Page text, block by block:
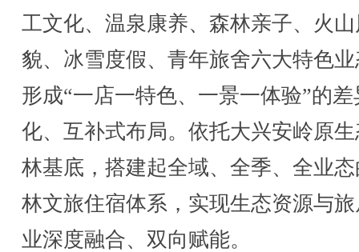
工文化、温泉康养、森林亲子、火
貌、冰雪度假、青年旅舍六大特色
形成“一店一特色、一景一体验”的差
化、互补式布局。依托大兴安岭原
林基底，搭建起全域、全季、全业
林文旅住宿体系，实现生态资源与
业深度融合、双向赋能。